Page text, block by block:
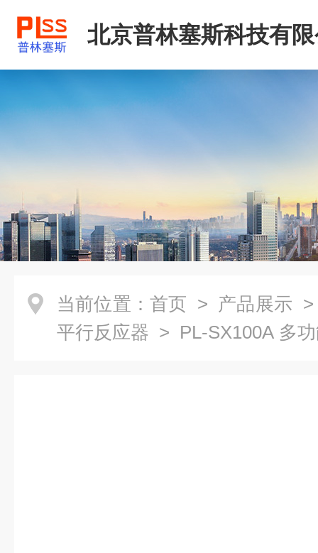
北京普林塞斯科技有
当前位置： 首页 > 产品展示
平行反应器 > PL-SX100A 多